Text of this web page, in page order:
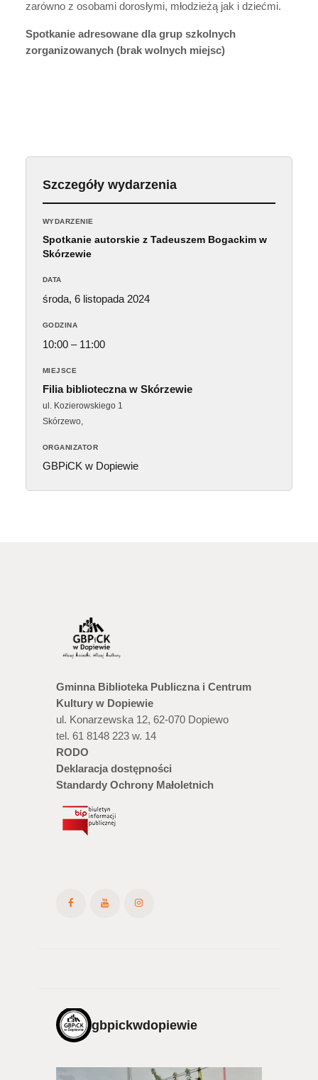
zarówno z osobami dorosłymi, młodzieżą jak i dziećmi.
Spotkanie adresowane dla grup szkolnych
zorganizowanych (brak wolnych miejsc)
Szczegóły wydarzenia
WYDARZENIE
Spotkanie autorskie z Tadeuszem Bogackim w
Skórzewie
DATA
środa, 6 listopada 2024
GODZINA
10:00 – 11:00
MIEJSCE
Filia biblioteczna w Skórzewie
ul. Kozierowskiego 1
Skórzewo,
ORGANIZATOR
GBPiCK w Dopiewie
Gminna Biblioteka Publiczna i Centrum
Kultury w Dopiewie
ul. Konarzewska 12, 62-070 Dopiewo
tel. 61 8148 223 w. 14
RODO
Deklaracja dostępności
Standardy Ochrony Małoletnich
gbpickwdopiewie